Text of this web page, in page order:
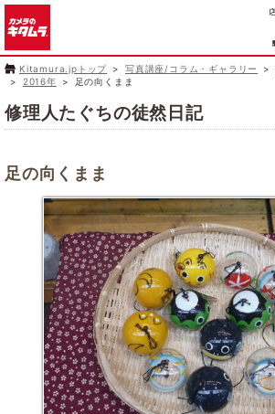
Kitamura.jpトップ 写真講座/コラム・ギャラリー
2016年
足の向くまま
修理人たぐちの徒然日記
足の向くまま